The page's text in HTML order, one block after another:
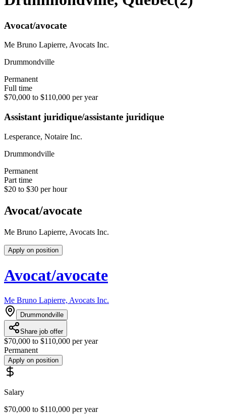
Avocat/avocate
Me Bruno Lapierre, Avocats Inc.
Drummondville
Permanent
Full time
$70,000 to $110,000 per year
Assistant juridique/assistante juridique
Lesperance, Notaire Inc.
Drummondville
Permanent
Part time
$20 to $30 per hour
Avocat/avocate
Me Bruno Lapierre, Avocats Inc.
Apply on position
Avocat/avocate
Me Bruno Lapierre, Avocats Inc.
Drummondville
Share job offer
$70,000 to $110,000 per year
Permanent
Apply on position
Salary
$70,000 to $110,000 per year